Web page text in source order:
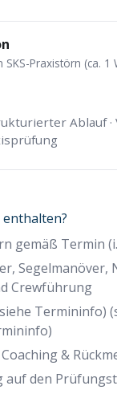
Praxistörn (ca. 1
Ablauf
enthalten?
gemäß Termin
Segelmanöver,
Crewführung
Termininfo)
&
auf den